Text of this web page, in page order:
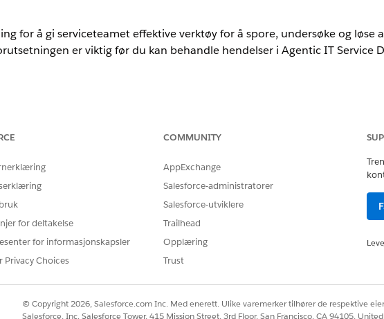
for å gi serviceteamet effektive verktøy for å spore, undersøke og løse
er viktig før du kan behandle hendelser i Agentic IT Service
Edition med Agentforce IT Service.
for IT-tjenester
for å behandle hendelser, foreslå viktige hendelser og håndtere
og utgivelser.
problemløsning og nøyaktig sporing, som hjelper kundestøtteteamet med å
med flere komponenter for å komme i gang.
og Postside for IT-tjeneste
for IT-tjenester
for deltakelse
for informasjonskapsler
Privacy Choices
COMMUNITY
AppExchange
Salesforce-administratorer
Salesforce-utviklere
Trailhead
Opplæring
Trust
© Copyright 2026, Salesforce.com Inc. Med enerett. Ulike varemerker tilhører de respektive
Salesforce, Inc. Salesforce Tower, 415 Mission Street, 3rd Floor, San Francisco, CA 94105,